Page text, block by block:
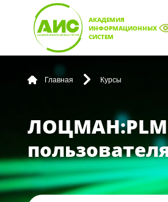
АКАДЕМИЯ
ИНФОРМАЦИОННЫХ
СИСТЕМ
Главная Курсы